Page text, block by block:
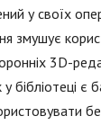
у своїх
змушує
3D-
бібліотеці є